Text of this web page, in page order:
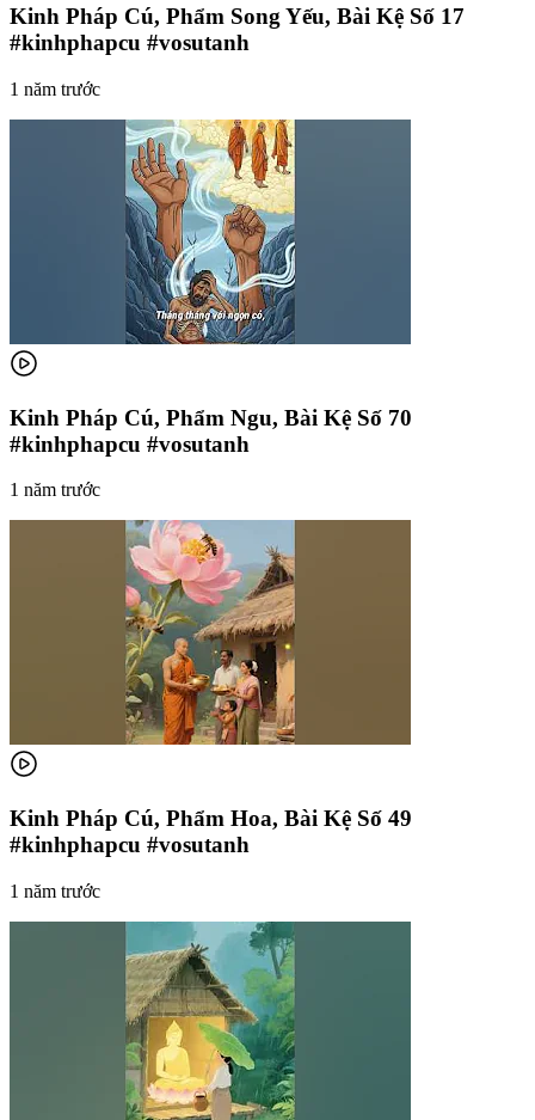
Kinh Pháp Cú, Phẩm Song Yếu, Bài Kệ Số 17
#kinhphapcu #vosutanh
1 năm trước
Kinh Pháp Cú, Phẩm Ngu, Bài Kệ Số 70
#kinhphapcu #vosutanh
1 năm trước
Kinh Pháp Cú, Phẩm Hoa, Bài Kệ Số 49
#kinhphapcu #vosutanh
1 năm trước